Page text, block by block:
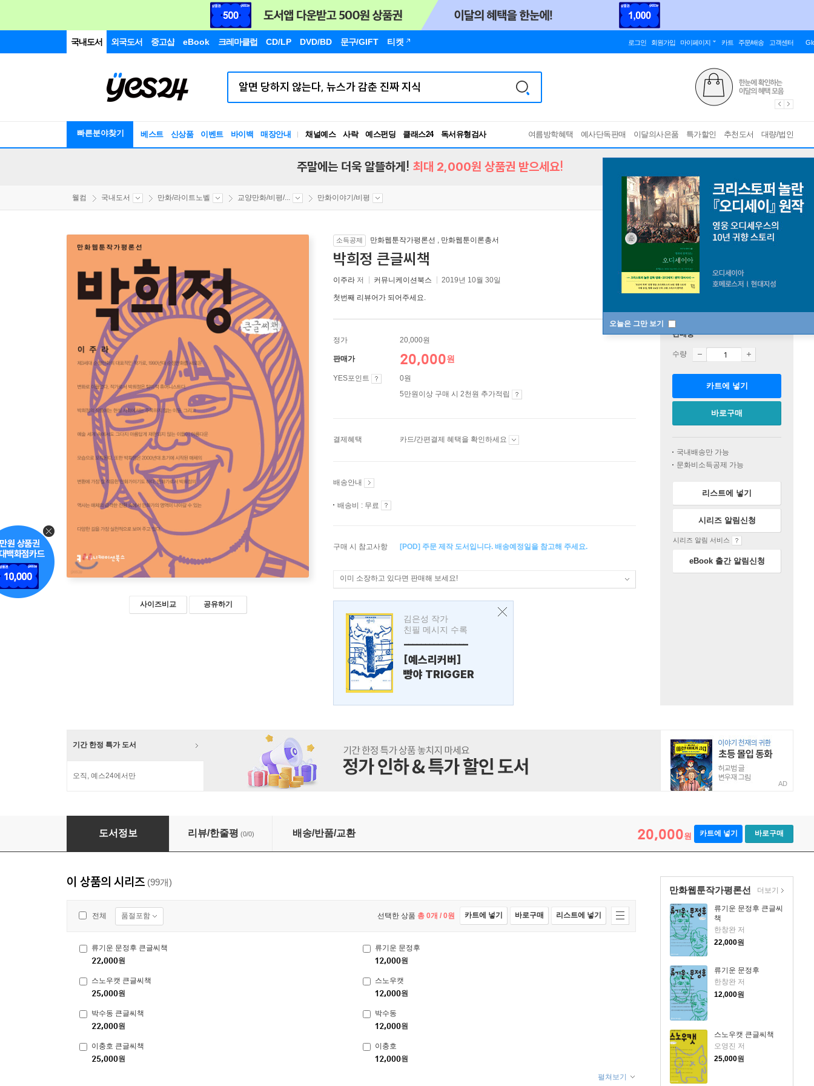
국내도서 외국도서 중고샵 eBook 크레마클럽 CD/LP DVD/BD 문구/GIFT 티켓 로그인 회원가입 마이페이지 카트 주문/배송 고객센터
빠른분야찾기 베스트 신상품 이벤트 바이백 매장안내 채널예스 사락 예스펀딩 클래스24
독서유형검사
RBTI Lab
여름방학혜택 예사단독판매 이달의사은품 특가할인 추천도서 대량/법인
오늘은 그만 보기
주말에는 더욱 알뜰하게! 최대 2,000원 상품권 받으세요!
웰컴 국내도서 만화/라이트노벨 교양만화/비평/... 만화이야기/비평
사이즈비교 공유하기
소득공제 만화웹툰작가평론선 , 만화웹툰이론총서
박희정 큰글씨책
이주라 저 커뮤니케이션북스 2019년 10월 30일
첫번째 리뷰어가 되어주세요.
정가 20,000원
판매가 20,000원
YES포인트
0원
5만원이상 구매 시 2천원 추가적립
결제혜택 카드/간편결제 혜택을 확인하세요
배송안내
배송비 : 무료
구매 시 참고사항 [POD] 주문 제작 도서입니다. 배송예정일을 참고해 주세요.
이미 소장하고 있다면 판매해 보세요!
김은성 작가
친필 메시지 수록
---------------
[예스리커버]
빵야 TRIGGER
판매중
수량
카트에 넣기
바로구매
국내배송만 가능
문화비소득공제 가능
리스트에 넣기
시리즈 알림신청
시리즈 알림 서비스
eBook 출간 알림신청
기간 한정 특가 도서
오직, 예스24에서만
AD
박희정 큰글씨책
도서정보 리뷰/한줄평 (0/0) 배송/반품/교환 20,000원 카트에 넣기 바로구매
만화웹툰작가평론선
류기운 문정후 큰글씨
책
한창완 저
22,000원
류기운 문정후
한창완 저
12,000원
스노우캣 큰글씨책
오영진 저
25,000원
더보기
이 상품의 시리즈 (99개)
전체 품절포함 선택한 상품 총 0개 / 0원 카트에 넣기 바로구매 리스트에 넣기
류기운 문정후 큰글씨책
22,000원
류기운 문정후
12,000원
스노우캣 큰글씨책
25,000원
스노우캣
12,000원
박수동 큰글씨책
22,000원
박수동
12,000원
이충호 큰글씨책
25,000원
이충호
12,000원
펼쳐보기